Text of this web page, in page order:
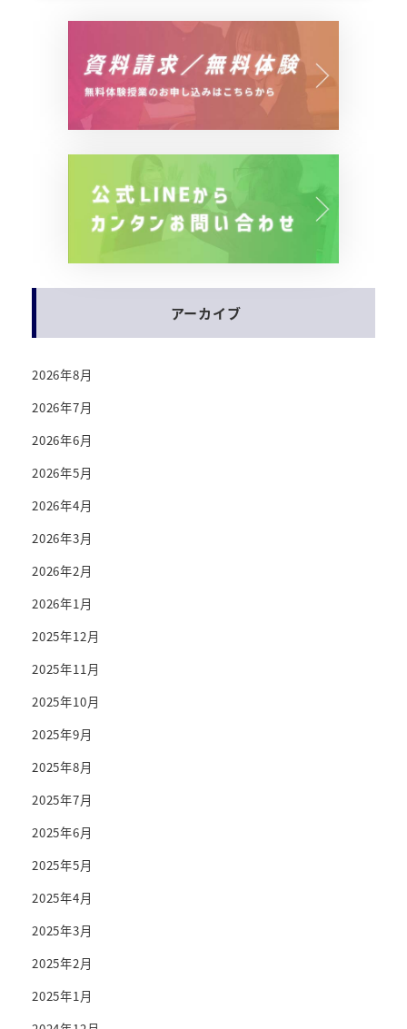
アーカイブ
2026年8月
2026年7月
2026年6月
2026年5月
2026年4月
2026年3月
2026年2月
2026年1月
2025年12月
2025年11月
2025年10月
2025年9月
2025年8月
2025年7月
2025年6月
2025年5月
2025年4月
2025年3月
2025年2月
2025年1月